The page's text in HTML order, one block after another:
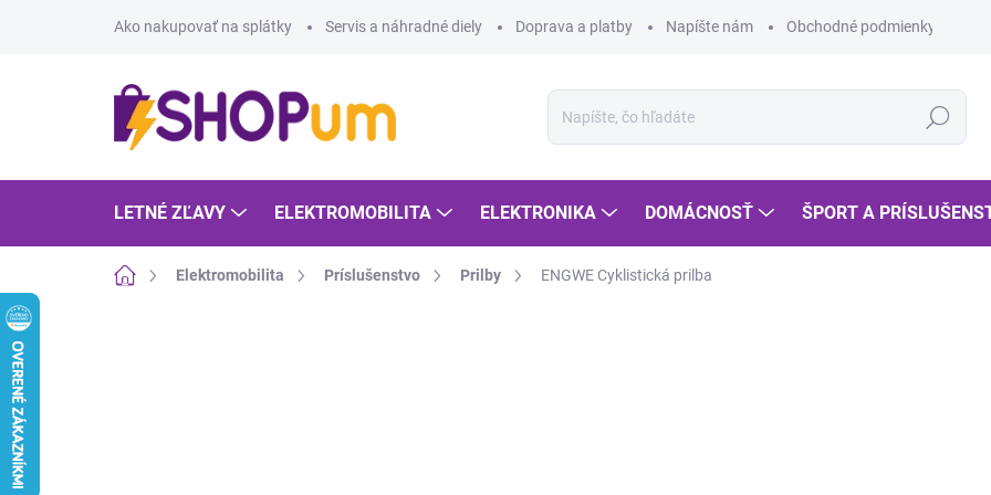
Ako nakupovať na splátky Servis a náhradné diely Doprava a platby Napíšte nám Obchodné podmienky
Hľadať
LETNÉ ZĽAVY ELEKTROMOBILITA ELEKTRONIKA DOMÁCNOSŤ ŠPORT A
DomovElektromobilita Príslušenstvo Prilby ENGWE Cyklistická prilba